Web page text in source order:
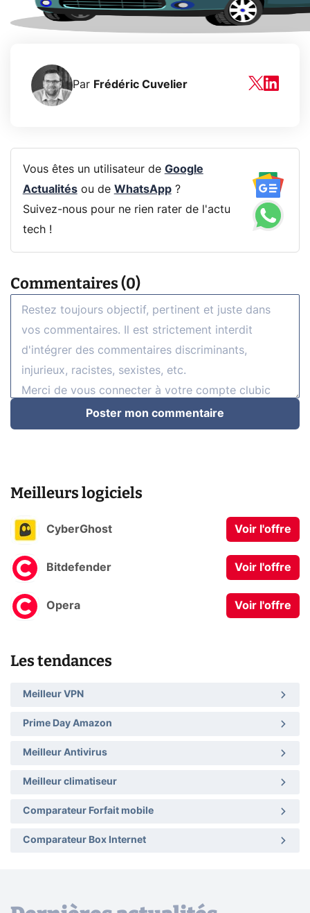
Par Frédéric Cuvelier
Vous êtes un utilisateur de Google
Actualitésou de WhatsApp?
Suivez-nous pour ne rien rater de l'actu
tech !
Commentaires (0)
Poster mon commentaire
Meilleurs logiciels
CyberGhost Voir l'offre
Bitdefender Voir l'offre
Opera Voir l'offre
Les tendances
Meilleur VPN
Prime Day Amazon
Meilleur Antivirus
Meilleur climatiseur
Comparateur Forfait mobile
Comparateur Box Internet